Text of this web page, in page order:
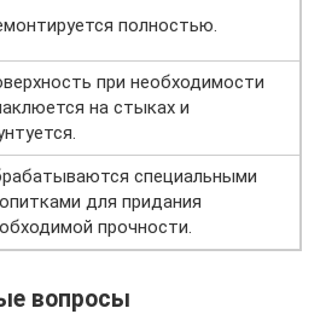
полностью.
при необходимости
на стыках и
специальными
для придания
прочности.
вопросы